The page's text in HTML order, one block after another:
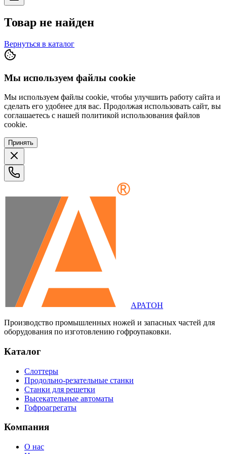
Товар не найден
Вернуться в каталог
Мы используем файлы cookie
Мы используем файлы cookie, чтобы улучшить работу сайта и
сделать его удобнее для вас. Продолжая использовать сайт, вы
соглашаетесь с нашей политикой использования файлов
cookie.
Принять
АРАТОН
Производство промышленных ножей и запасных частей для
оборудования по изготовлению гофроупаковки.
Каталог
Слоттеры
Продольно-резательные станки
Станки для решетки
Высекательные автоматы
Гофроагрегаты
Компания
О нас